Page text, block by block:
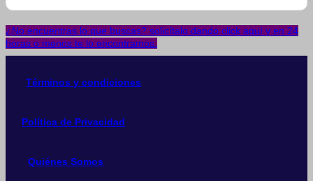
¿No encuentras lo que buscas? solicítalo dando click aquí y en 24
horas o menos te lo encontramos.
Términos y condiciones
Política de Privacidad
Quiénes Somos